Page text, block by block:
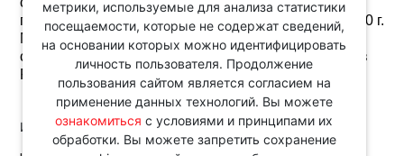
государствах"; Приказ ФТС России от 7 августа 2020 г.
N 688 "Об утверждении Перечня информационных
систем персональных данных таможенных органов
Российской Федерации".
Источник:
метрики, используемые для анализа статистики
посещаемости, которые не содержат сведений,
на основании которых можно идентифицировать
личность пользователя. Продолжение
пользования сайтом является согласием на
применение данных технологий. Вы можете
ознакомиться с условиями и принципами их
обработки. Вы можете запретить сохранение